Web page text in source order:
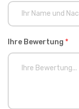
Ihre Bewertung *